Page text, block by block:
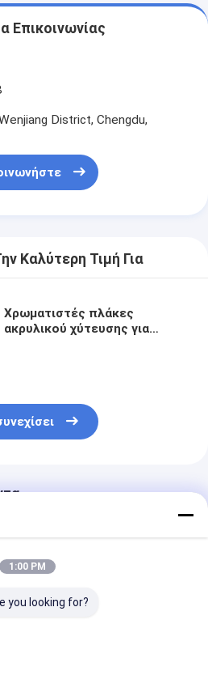
Επικοινωνίας
District, Chengdu,
Καλύτερη Τιμή Για
Χρωματιστές πλάκες
ακρυλικού χύτευσης για
1:00 PM
you looking for?